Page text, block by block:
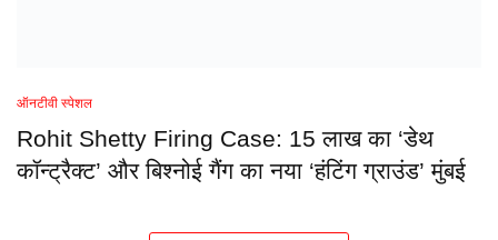
ऑनटीवी स्पेशल
Rohit Shetty Firing Case: 15 लाख का ‘डेथ
कॉन्ट्रैक्ट’ और बिश्नोई गैंग का नया ‘हंटिंग ग्राउंड’ मुंबई